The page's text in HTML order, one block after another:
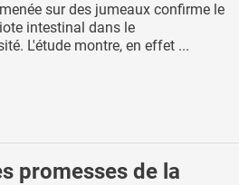
sur des jumeaux confirme le
intestinal dans le
L'étude montre, en effet ...
promesses de la